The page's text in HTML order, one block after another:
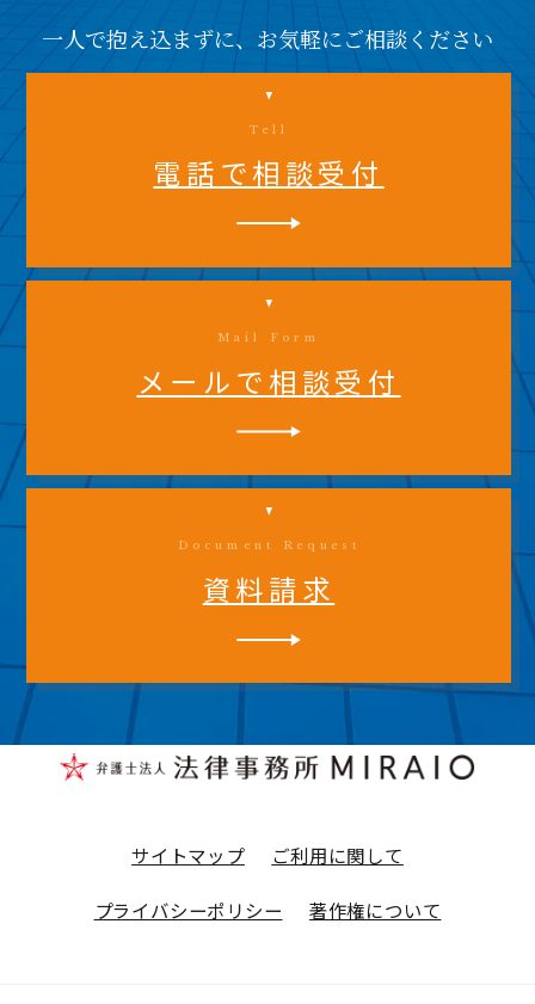
一人で抱え込まずに、お気軽にご相談ください
Tell
電話で相談受付
Mail Form
メールで相談受付
Document Request
資料請求
サイトマップ ご利用に関して
プライバシーポリシー 著作権について